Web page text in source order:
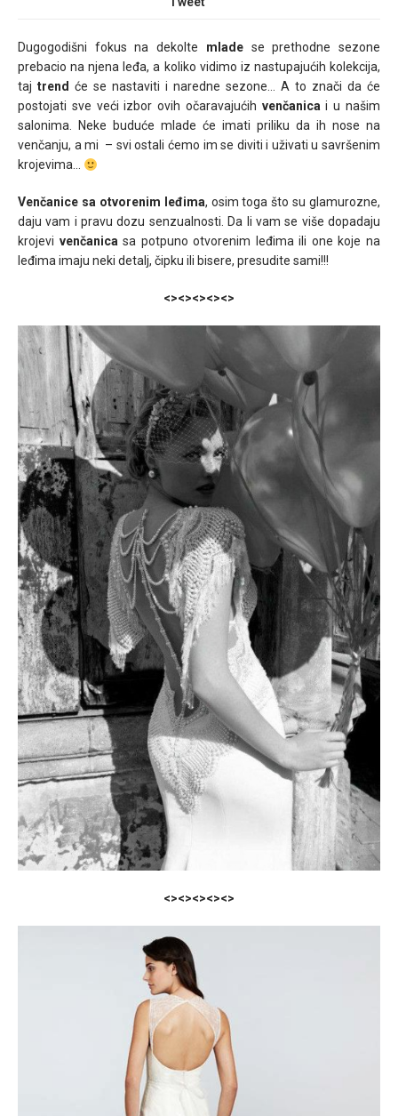
Dugogodišni fokus na dekolte mladese prethodne sezone
prebacio na njena leđa, a koliko vidimo iz nastupajućih kolekcija,
taj trend će se nastaviti i naredne sezone… A to znači da će
postojati sve veći izbor ovih očaravajućih venčanicai u našim
salonima. Neke buduće mlade će imati priliku da ih nose na
venčanju, a mi – svi ostali ćemo im se diviti i uživati u savršenim
krojevima…
Venčanice sa otvorenim leđima, osim toga što su glamurozne,
daju vam i pravu dozu senzualnosti. Da li vam se više dopadaju
krojevi venčanicasa potpuno otvorenim leđima ili one koje na
leđima imaju neki detalj, čipku ili bisere, presudite sami!!!
<><><><><>
<><><><><>